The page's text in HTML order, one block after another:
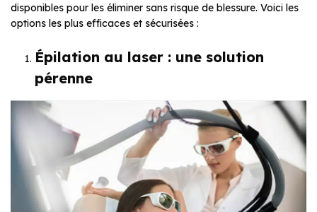
disponibles pour les éliminer sans risque de blessure. Voici les
options les plus efficaces et sécurisées :
Épilation au laser : une solution
pérenne